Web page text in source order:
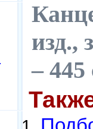
изд.,
–